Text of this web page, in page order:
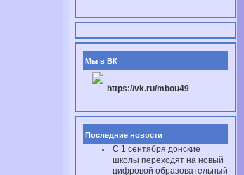
Мы в ВК
https://vk.ru/mbou49
Последние новости
С 1 сентября донские
школы переходят на новый
цифровой образовательный